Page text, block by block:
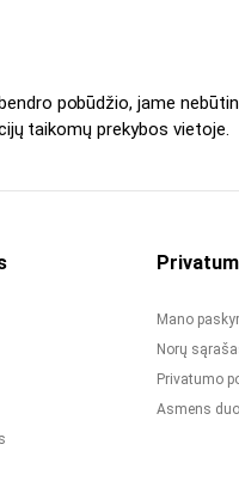
pobūdžio, jame
taikomų prekybos vietoje.
Mano
Norų
Privatumo
Asmens